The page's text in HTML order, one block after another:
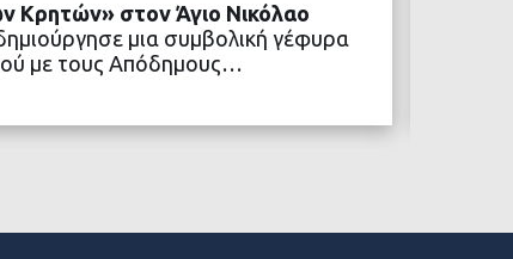
ΠΕΡΙΣΣΟΤΕΡΑ
Κρητών» στον Άγιο Νικόλαο
μια συμβολική γέφυρα
με τους Απόδημους…